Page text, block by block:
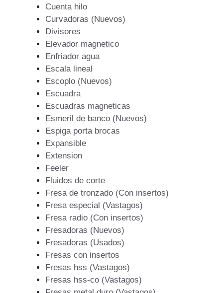
Cuenta hilo
Curvadoras (Nuevos)
Divisores
Elevador magnetico
Enfriador agua
Escala lineal
Escoplo (Nuevos)
Escuadra
Escuadras magneticas
Esmeril de banco (Nuevos)
Espiga porta brocas
Expansible
Extension
Feeler
Fluidos de corte
Fresa de tronzado (Con insertos)
Fresa especial (Vastagos)
Fresa radio (Con insertos)
Fresadoras (Nuevos)
Fresadoras (Usados)
Fresas con insertos
Fresas hss (Vastagos)
Fresas hss-co (Vastagos)